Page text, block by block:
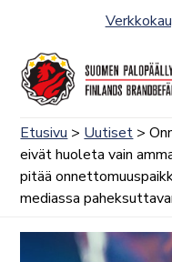
Etusivu > Uutiset >
eivät huoleta vain
pitää
mediassa